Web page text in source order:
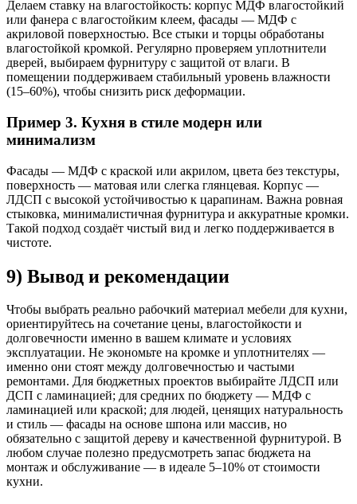
Делаем ставку на влагостойкость: корпус МДФ влагостойкий
или фанера с влагостойким клеем, фасады — МДФ с
акриловой поверхностью. Все стыки и торцы обработаны
влагостойкой кромкой. Регулярно проверяем уплотнители
дверей, выбираем фурнитуру с защитой от влаги. В
помещении поддерживаем стабильный уровень влажности
(15–60%), чтобы снизить риск деформации.
Пример 3. Кухня в стиле модерн или
минимализм
Фасады — МДФ с краской или акрилом, цвета без текстуры,
поверхность — матовая или слегка глянцевая. Корпус —
ЛДСП с высокой устойчивостью к царапинам. Важна ровная
стыковка, минималистичная фурнитура и аккуратные кромки.
Такой подход создаёт чистый вид и легко поддерживается в
чистоте.
9) Вывод и рекомендации
Чтобы выбрать реально рабочкий материал мебели для кухни,
ориентируйтесь на сочетание цены, влагостойкости и
долговечности именно в вашем климате и условиях
эксплуатации. Не экономьте на кромке и уплотнителях —
именно они стоят между долговечностью и частыми
ремонтами. Для бюджетных проектов выбирайте ЛДСП или
ДСП с ламинацией; для средних по бюджету — МДФ с
ламинацией или краской; для людей, ценящих натуральность
и стиль — фасады на основе шпона или массив, но
обязательно с защитой дереву и качественной фурнитурой. В
любом случае полезно предусмотреть запас бюджета на
монтаж и обслуживание — в идеале 5–10% от стоимости
кухни.